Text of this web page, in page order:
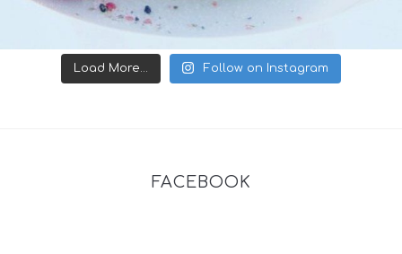
Load More... Follow on Instagram
FACEBOOK